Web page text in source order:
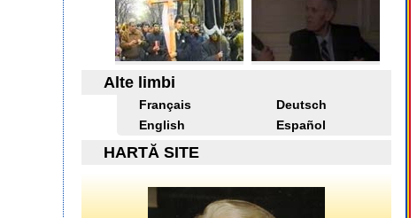
Alte limbi
Français
Deutsch
English
Español
HARTĂ SITE